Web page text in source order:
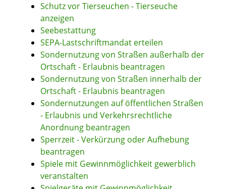
Schutz vor Tierseuchen - Tierseuche
anzeigen
Seebestattung
SEPA-Lastschriftmandat erteilen
Sondernutzung von Straßen außerhalb der
Ortschaft - Erlaubnis beantragen
Sondernutzung von Straßen innerhalb der
Ortschaft - Erlaubnis beantragen
Sondernutzungen auf öffentlichen Straßen
- Erlaubnis und Verkehrsrechtliche
Anordnung beantragen
Sperrzeit - Verkürzung oder Aufhebung
beantragen
Spiele mit Gewinnmöglichkeit gewerblich
veranstalten